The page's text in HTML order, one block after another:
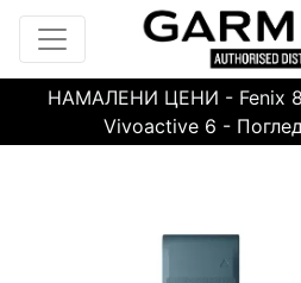
НАМАЛЕНИ ЦЕНИ - Fenix 8,
Vivoactive 6 -